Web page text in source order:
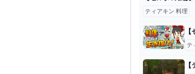
ティアキン 料理
テ